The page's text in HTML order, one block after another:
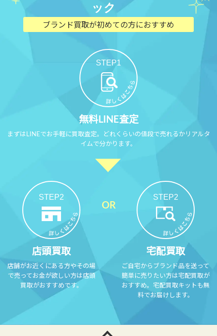
ック
ブランド買取が初めての方におすすめ
STEP1
無料LINE査定
まずはLINEでお手軽に買取査定。どれくらいの値段で売れるかリアルタ
イムで分かります。
STEP2
店頭買取
店舗がお近くにある方やその場
で売ってお金が欲しい方は店頭
買取がおすすめです。
STEP2
宅配買取
ご自宅からブランド品を送って
簡単に売りたい方は宅配買取が
おすすめ。宅配買取キットも無
料でお届けします。